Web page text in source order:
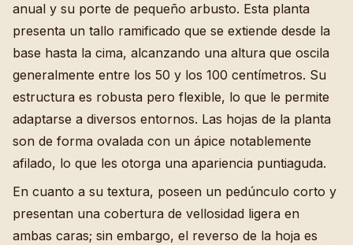
anual y su porte de pequeño arbusto. Esta planta
presenta un tallo ramificado que se extiende desde la
base hasta la cima, alcanzando una altura que oscila
generalmente entre los 50 y los 100 centímetros. Su
estructura es robusta pero flexible, lo que le permite
adaptarse a diversos entornos. Las hojas de la planta
son de forma ovalada con un ápice notablemente
afilado, lo que les otorga una apariencia puntiaguda.
En cuanto a su textura, poseen un pedúnculo corto y
presentan una cobertura de vellosidad ligera en
ambas caras; sin embargo, el reverso de la hoja es